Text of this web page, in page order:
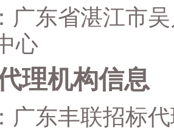
广东省湛江市
心
理机构信息
广东丰联招标